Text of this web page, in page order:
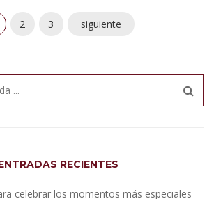
2 3 siguiente
RECIENTES
celebrar los momentos más especiales